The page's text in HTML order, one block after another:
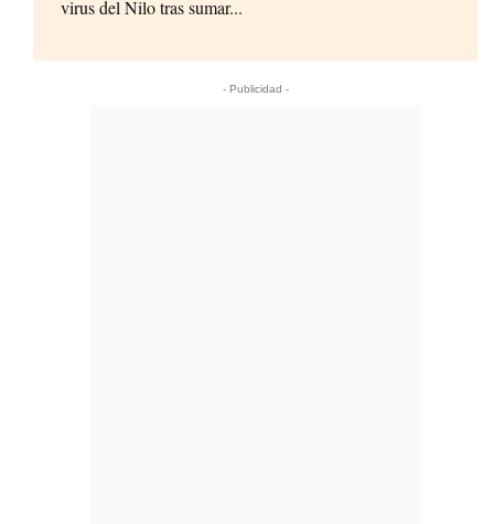
virus del Nilo tras sumar...
- Publicidad -